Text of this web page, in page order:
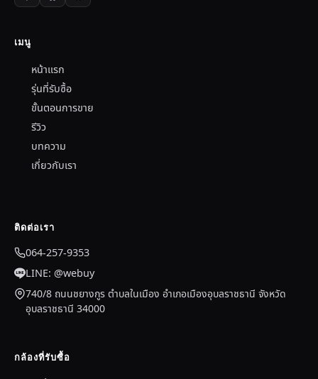
เมนู
หน้าแรก
รุ่นที่รับซื้อ
ขั้นตอนการขาย
รีวิว
บทความ
เกี่ยวกับเรา
ติดต่อเรา
064-257-9353
LINE: @webuy
740/8 ถนนชยางกูร ตำบลในเมือง อำเภอเมืองอุบลราชธานี จังหวัด
อุบลราชธานี 34000
กล้องที่รับซื้อ